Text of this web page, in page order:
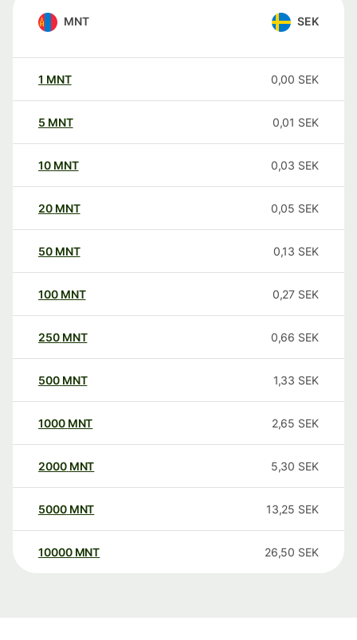
MNT SEK
1 MNT 0,00 SEK
5 MNT 0,01 SEK
10 MNT 0,03 SEK
20 MNT 0,05 SEK
50 MNT 0,13 SEK
100 MNT 0,27 SEK
250 MNT 0,66 SEK
500 MNT 1,33 SEK
1000 MNT 2,65 SEK
2000 MNT 5,30 SEK
5000 MNT 13,25 SEK
10000 MNT 26,50 SEK